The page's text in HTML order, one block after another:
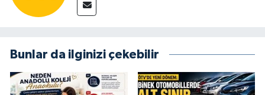
Bunlar da ilginizi çekebilir